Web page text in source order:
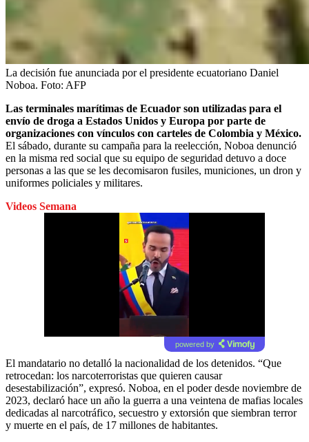
La decisión fue anunciada por el presidente ecuatoriano Daniel
Noboa. Foto: AFP
Las terminales marítimas de Ecuador son utilizadas para el
envío de droga a Estados Unidos y Europa por parte de
organizaciones con vínculos con carteles de Colombia y México.
El sábado, durante su campaña para la reelección, Noboa denunció
en la misma red social que su equipo de seguridad detuvo a doce
personas a las que se les decomisaron fusiles, municiones, un dron y
uniformes policiales y militares.
Videos Semana
powered by
El mandatario no detalló la nacionalidad de los detenidos. “Que
retrocedan: los narcoterroristas que quieren causar
desestabilización”, expresó. Noboa, en el poder desde noviembre de
2023, declaró hace un año la guerra a una veintena de mafias locales
dedicadas al narcotráfico, secuestro y extorsión que siembran terror
y muerte en el país, de 17 millones de habitantes.